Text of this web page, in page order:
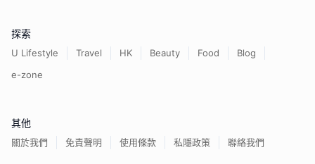
探索
U Lifestyle Travel HK Beauty Food
Blog
e-zone
其他
關於我們 免責聲明 使用條款 私隱政策 聯絡我們